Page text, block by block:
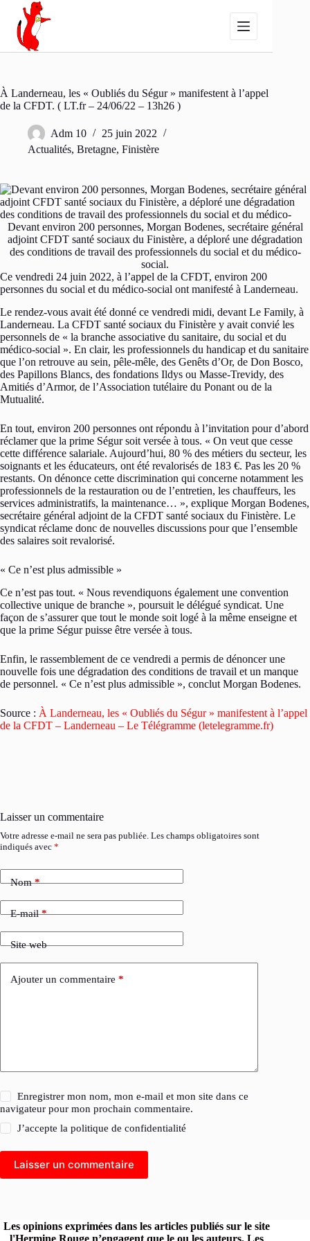
Passer
contenu
À Landerneau, les « Oubliés du Ségur » manifestent à l’appel
de la CFDT. ( LT.fr – 24/06/22 – 13h26 )
Adm 10
25 juin 2022
Actualités, Bretagne, Finistère
Devant environ 200 personnes, Morgan Bodenes, secrétaire général
adjoint CFDT santé sociaux du Finistère, a déploré une dégradation
des conditions de travail des professionnels du social et du médico-
social.
Ce vendredi 24 juin 2022, à l’appel de la CFDT, environ 200
personnes du social et du médico-social ont manifesté à Landerneau.
Le rendez-vous avait été donné ce vendredi midi, devant Le Family, à
Landerneau. La CFDT santé sociaux du Finistère y avait convié les
personnels de « la branche associative du sanitaire, du social et du
médico-social ». En clair, les professionnels du handicap et du sanitaire
que l’on retrouve au sein, pêle-mêle, des Genêts d’Or, de Don Bosco,
des Papillons Blancs, des fondations Ildys ou Masse-Trevidy, des
Amitiés d’Armor, de l’Association tutélaire du Ponant ou de la
Mutualité.
En tout, environ 200 personnes ont répondu à l’invitation pour d’abord
réclamer que la prime Ségur soit versée à tous. « On veut que cesse
cette différence salariale. Aujourd’hui, 80 % des métiers du secteur, les
soignants et les éducateurs, ont été revalorisés de 183 €. Pas les 20 %
restants. On dénonce cette discrimination qui concerne notamment les
professionnels de la restauration ou de l’entretien, les chauffeurs, les
services administratifs, la maintenance… », explique Morgan Bodenes,
secrétaire général adjoint de la CFDT santé sociaux du Finistère. Le
syndicat réclame donc de nouvelles discussions pour que l’ensemble
des salaires soit revalorisé.
« Ce n’est plus admissible »
Ce n’est pas tout. « Nous revendiquons également une convention
collective unique de branche », poursuit le délégué syndicat. Une
façon de s’assurer que tout le monde soit logé à la même enseigne et
que la prime Ségur puisse être versée à tous.
Enfin, le rassemblement de ce vendredi a permis de dénoncer une
nouvelle fois une dégradation des conditions de travail et un manque
de personnel. « Ce n’est plus admissible », conclut Morgan Bodenes.
Source : À Landerneau, les « Oubliés du Ségur » manifestent à l’appel
de la CFDT – Landerneau – Le Télégramme (letelegramme.fr)
Laisser un commentaire
Votre adresse e-mail ne sera pas publiée. Les champs obligatoires sont
indiqués avec *
Nom*
E-mail*
Site web
Ajouter un commentaire *
Enregistrer mon nom, mon e-mail et mon site dans ce
navigateur pour mon prochain commentaire.
J’accepte lapolitique de confidentialité
Laisser un commentaire
Les opinions exprimées dans les articles publiés sur le site
l'Hermine Rouge n’engagent que le ou les auteurs. Les